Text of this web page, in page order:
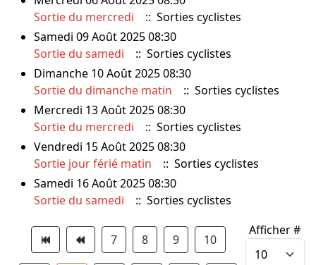
Sortie du mercredi
:: Sorties cyclistes
Samedi 09 Août 2025 08:30
Sortie du samedi
:: Sorties cyclistes
Dimanche 10 Août 2025 08:30
Sortie du dimanche matin
:: Sorties cyclistes
Mercredi 13 Août 2025 08:30
Sortie du mercredi
:: Sorties cyclistes
Vendredi 15 Août 2025 08:30
Sortie jour férié matin
:: Sorties cyclistes
Samedi 16 Août 2025 08:30
Sortie du samedi
:: Sorties cyclistes
Limite de la pagination
Afficher #
7 8 9 10